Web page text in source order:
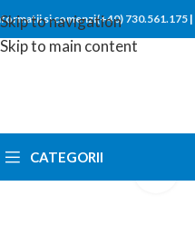
Skip to navigation
Skip to main content
si comenzi(+40) 730.561.175 |
CATEGORII